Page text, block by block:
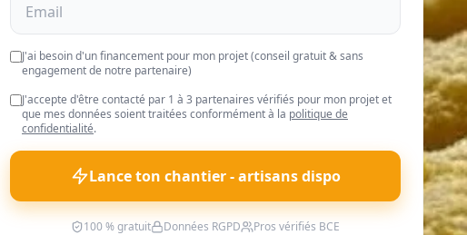
J'ai besoin d'un financement pour mon projet (conseil gratuit & sans
engagement de notre partenaire)
J'accepte d'être contacté par 1 à 3 partenaires vérifiés pour mon projet et
que mes données soient traitées conformément à la politique de
confidentialité.
Lance ton chantier - artisans dispo
100 % gratuit Données RGPD Pros vérifiés BCE